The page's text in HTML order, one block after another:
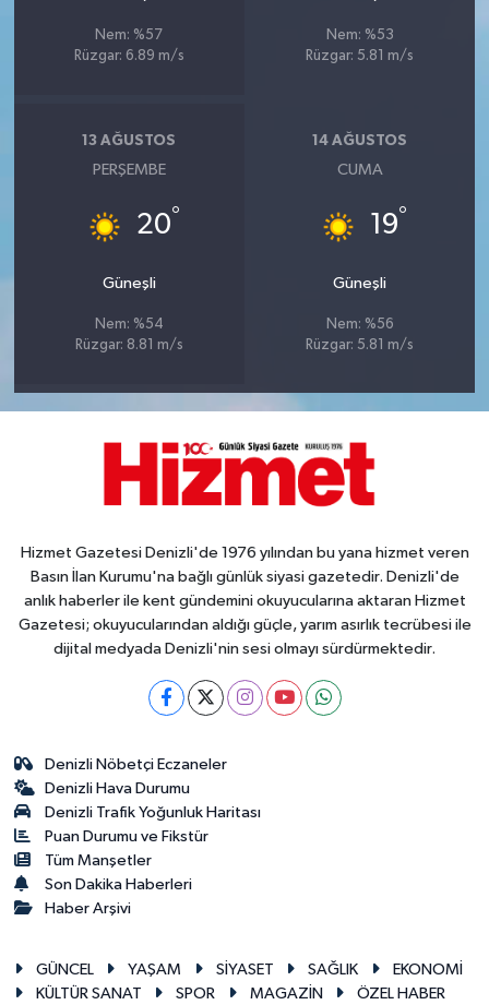
Nem: %57
Rüzgar: 6.89 m/s
Nem: %53
Rüzgar: 5.81 m/s
13 AĞUSTOS
PERŞEMBE
20°
Güneşli
Nem: %54
Rüzgar: 8.81 m/s
14 AĞUSTOS
CUMA
19°
Güneşli
Nem: %56
Rüzgar: 5.81 m/s
Hizmet Gazetesi Denizli'de 1976 yılından bu yana hizmet veren
Basın İlan Kurumu'na bağlı günlük siyasi gazetedir. Denizli'de
anlık haberler ile kent gündemini okuyucularına aktaran Hizmet
Gazetesi; okuyucularından aldığı güçle, yarım asırlık tecrübesi ile
dijital medyada Denizli'nin sesi olmayı sürdürmektedir.
Denizli Nöbetçi Eczaneler
Denizli Hava Durumu
Denizli Trafik Yoğunluk Haritası
Puan Durumu ve Fikstür
Tüm Manşetler
Son Dakika Haberleri
Haber Arşivi
GÜNCEL YAŞAM SİYASET SAĞLIK
EKONOMİ
KÜLTÜR SANAT
SPOR MAGAZİN ÖZEL HABER